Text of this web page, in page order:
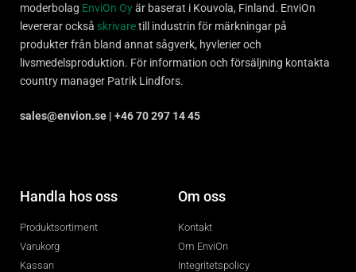
moderbolag EnviOn Oyär baserat i Kouvola, Finland. EnviOn
levererar också skrivaretill industrin för märkningar på
produkter från bland annat sågverk, hyvlerier och
livsmedelsproduktion. För information och försäljning kontakta
country manager Patrik Lindfors.
sales@envion.se | +46 70 297 14 45
Handla hos oss
Produktsortiment
Varukorg
Kassan
Om oss
Kontakt
Om EnviOn
Integritetspolicy